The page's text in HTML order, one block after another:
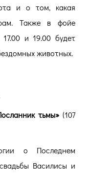
и о том, какая
Также в фойе
и 19.00 будет
животных.
тьмы» (107
о Последнем
Василисы и